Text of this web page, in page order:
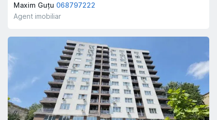
Maxim Guțu 068797222
Agent imobiliar